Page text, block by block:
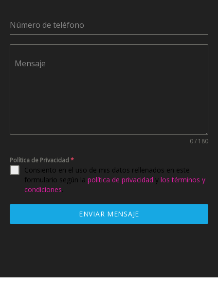
Número de teléfono
Mensaje
0 / 180
Política de Privacidad *
Consiento en el uso de mis datos rellenados en este
formulario según la política de privacidad y los términos y
condiciones.
ENVIAR MENSAJE